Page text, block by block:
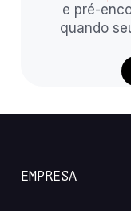
e pré-
quando
EMPRESA